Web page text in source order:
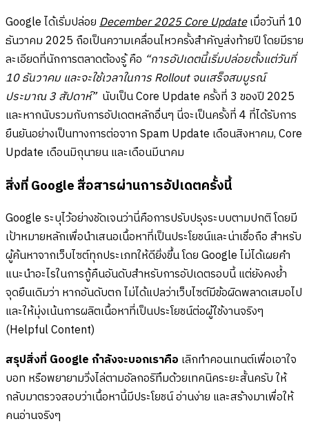
Google ได้เริ่มปล่อยDecember 2025 Core Updateเมื่อวันที่ 10
ธันวาคม 2025 ถือเป็นความเคลื่อนไหวครั้งสำคัญส่งท้ายปี โดยมีราย
ละเอียดที่นักการตลาดต้องรู้ คือ “การอัปเดตนี้เริ่มปล่อยตั้งแต่วันที่
10 ธันวาคม และจะใช้เวลาในการ Rollout จนเสร็จสมบูรณ์
ประมาณ 3 สัปดาห์” นับเป็น Core Update ครั้งที่ 3 ของปี 2025
และหากนับรวมกับการอัปเดตหลักอื่นๆ นี่จะเป็นครั้งที่ 4 ที่ได้รับการ
ยืนยันอย่างเป็นทางการต่อจาก Spam Update เดือนสิงหาคม, Core
Update เดือนมิถุนายน และเดือนมีนาคม
สิ่งที่ Google สื่อสารผ่านการอัปเดตครั้งนี้
Google ระบุไว้อย่างชัดเจนว่านี่คือการปรับปรุงระบบตามปกติ โดยมี
เป้าหมายหลักเพื่อนำเสนอเนื้อหาที่เป็นประโยชน์และน่าเชื่อถือ สำหรับ
ผู้ค้นหาจากเว็บไซต์ทุกประเภทให้ดียิ่งขึ้น โดย Google ไม่ได้เผยคำ
แนะนำอะไรในการกู้คืนอันดับสำหรับการอัปเดตรอบนี้ แต่ยังคงย้ำ
จุดยืนเดิมว่า หากอันดับตก ไม่ได้แปลว่าเว็บไซต์มีข้อผิดพลาดเสมอไป
และให้มุ่งเน้นการผลิตเนื้อหาที่เป็นประโยชน์ต่อผู้ใช้งานจริงๆ
(Helpful Content)
สรุปสิ่งที่ Google กำลังจะบอกเราคือ เลิกทำคอนเทนต์เพื่อเอาใจ
บอท หรือพยายามวิ่งไล่ตามอัลกอริทึมด้วยเทคนิคระยะสั้นครับ ให้
กลับมาตรวจสอบว่าเนื้อหานี้มีประโยชน์ อ่านง่าย และสร้างมาเพื่อให้
คนอ่านจริงๆ